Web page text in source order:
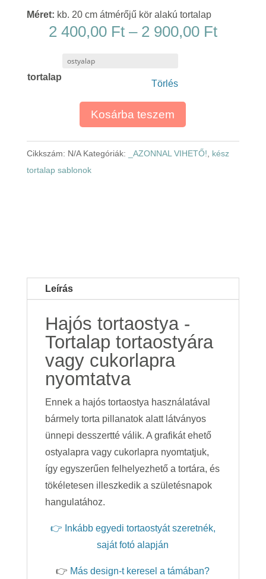
Méret: kb. 20 cm átmérőjű kör alakú tortalap
2 400,00 Ft – 2 900,00 Ft
tortalap
Törlés
Kosárba teszem
Cikkszám: N/A Kategóriák: _AZONNAL VIHETŐ!, kész
tortalap sablonok
Leírás
Hajós tortaostya -
Tortalap tortaostyára
vagy cukorlapra
nyomtatva
Ennek a hajós tortaostya használatával
bármely torta pillanatok alatt látványos
ünnepi desszertté válik. A grafikát ehető
ostyalapra vagy cukorlapra nyomtatjuk,
így egyszerűen felhelyezhető a tortára, és
tökéletesen illeszkedik a születésnapok
hangulatához.
👉 Inkább egyedi tortaostyát szeretnék,
saját fotó alapján
👉 Más design-t keresel a támában?